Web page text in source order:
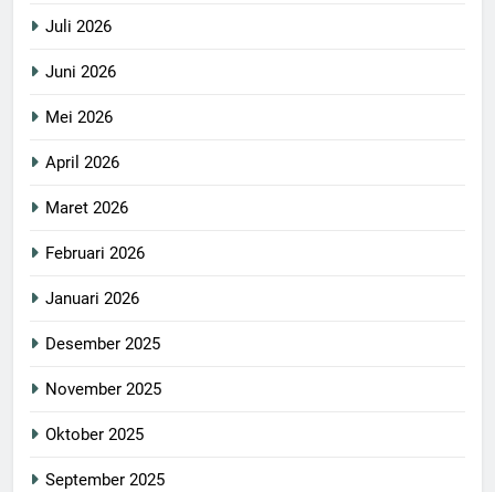
Juli 2026
Juni 2026
Mei 2026
April 2026
Maret 2026
Februari 2026
Januari 2026
Desember 2025
November 2025
Oktober 2025
September 2025